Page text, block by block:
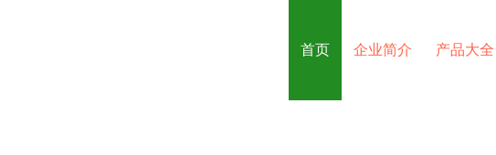
首页 企业简介 产品大全